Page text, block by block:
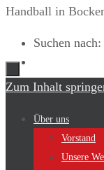
Handball in
Suchen nach:
Zum Inhalt
Über uns
Vorstand
Unsere